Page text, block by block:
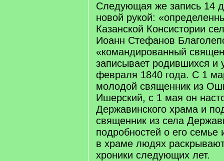
Следующая же запись 14
новой рукой:
Казанской Консистории
Иоанн Стефанов
«командированный
записывает родившихся и
февраля 1840 года. С 1
молодой священник из
Ишерский, с 1 мая он
Державинского храма и
священник из села
подробностей о его
в храме людях
хроники следующих лет.